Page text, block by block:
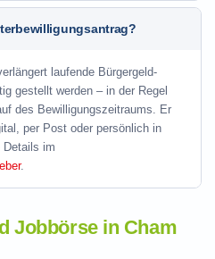
laufende Bürgergeld-
gestellt werden – in der Regel
des Bewilligungszeitraums. Er
per Post oder persönlich in
Details im
.
Jobbörse in Cham